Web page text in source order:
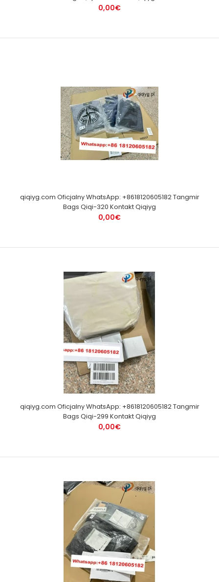
0,00€
qiqiyg.com Oficjalny WhatsApp: +8618120605182 Tangmir
Bags Qiqi-320 Kontakt Qiqiyg
0,00€
qiqiyg.com Oficjalny WhatsApp: +8618120605182 Tangmir
Bags Qiqi-299 Kontakt Qiqiyg
0,00€